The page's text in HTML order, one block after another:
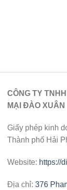
CÔNG TY
MẠI ĐÀO XUÂN
Giấy phép kinh
Thành phố Hải
Website: https://
Địa chỉ: 376